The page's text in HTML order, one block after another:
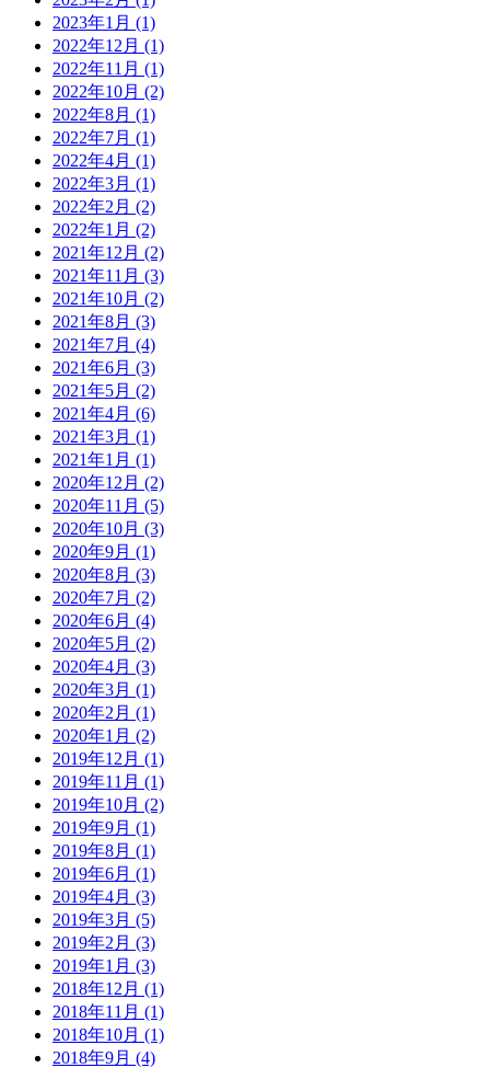
2023年1月 (1)
2022年12月 (1)
2022年11月 (1)
2022年10月 (2)
2022年8月 (1)
2022年7月 (1)
2022年4月 (1)
2022年3月 (1)
2022年2月 (2)
2022年1月 (2)
2021年12月 (2)
2021年11月 (3)
2021年10月 (2)
2021年8月 (3)
2021年7月 (4)
2021年6月 (3)
2021年5月 (2)
2021年4月 (6)
2021年3月 (1)
2021年1月 (1)
2020年12月 (2)
2020年11月 (5)
2020年10月 (3)
2020年9月 (1)
2020年8月 (3)
2020年7月 (2)
2020年6月 (4)
2020年5月 (2)
2020年4月 (3)
2020年3月 (1)
2020年2月 (1)
2020年1月 (2)
2019年12月 (1)
2019年11月 (1)
2019年10月 (2)
2019年9月 (1)
2019年8月 (1)
2019年6月 (1)
2019年4月 (3)
2019年3月 (5)
2019年2月 (3)
2019年1月 (3)
2018年12月 (1)
2018年11月 (1)
2018年10月 (1)
2018年9月 (4)